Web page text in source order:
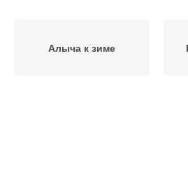
Алыча к зиме